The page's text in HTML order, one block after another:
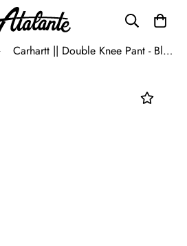
Carhartt || Double Knee Pant - Black - M"